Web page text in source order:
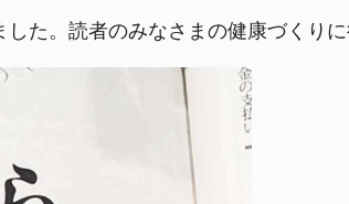
た。読者のみなさまの健康づくりに